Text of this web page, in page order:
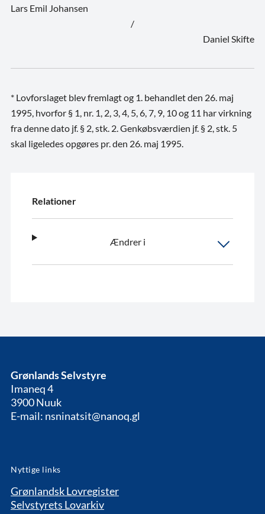
Lars Emil Johansen
/
Daniel Skifte
* Lovforslaget blev fremlagt og 1. behandlet den 26. maj
1995, hvorfor § 1, nr. 1, 2, 3, 4, 5, 6, 7, 9, 10 og 11 har virkning
fra denne dato jf. § 2, stk. 2. Genkøbsværdien jf. § 2, stk. 5
skal ligeledes opgøres pr. den 26. maj 1995.
Relationer
Ændrer i
Grønlands Selvstyre
Imaneq 4
3900 Nuuk
E-mail: nsninatsit@nanoq.gl
Nyttige links
Grønlandsk Lovregister
Selvstyrets Lovarkiv